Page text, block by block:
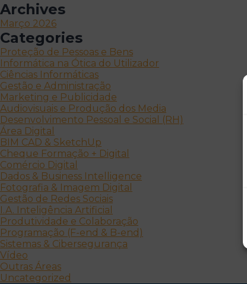
Archives
Março 2026
Categories
Proteção de Pessoas e Bens
Informática na Ótica do Utilizador
Ciências Informáticas
Gestão e Administração
Marketing e Publicidade
Audiovisuais e Produção dos Media
Desenvolvimento Pessoal e Social (RH)
Área Digital
BIM CAD & SketchUp
Cheque Formação + Digital
Comércio Digital
Dados & Business Intelligence
Fotografia & Imagem Digital
Gestão de Redes Sociais
I.A. Inteligência Artificial
Produtividade e Colaboração
Programação (F-end & B-end)
Sistemas & Cibersegurança
Vídeo
Outras Áreas
Uncategorized